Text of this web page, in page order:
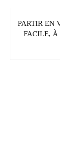
PARTIR EN
FACILE, À